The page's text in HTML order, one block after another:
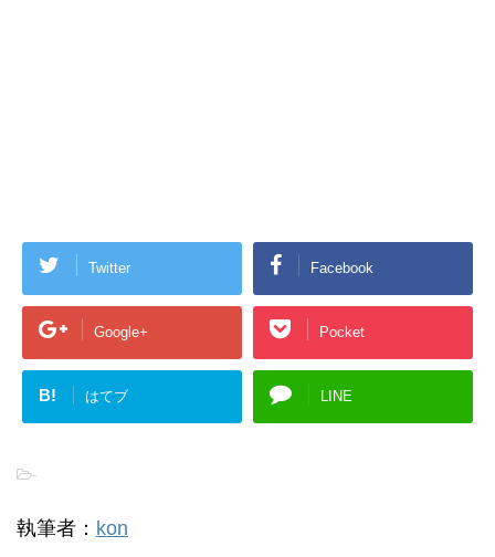
Twitter Facebook
Google+ Pocket
B! はてブ LINE
-
執筆者： kon